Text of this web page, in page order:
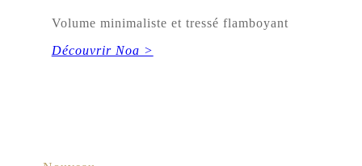
Volume minimaliste et tressé flamboyant
Découvrir Noa >